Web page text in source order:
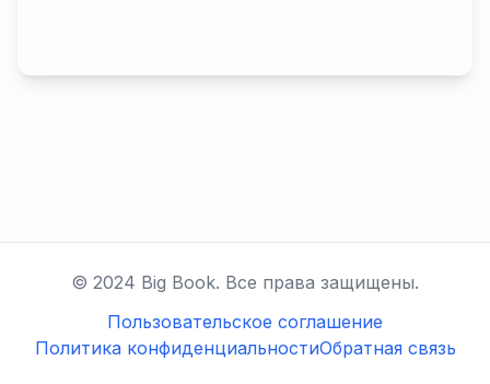
© 2024 Big Book. Все права защищены.
Пользовательское соглашение
Политика конфиденциальностиОбратная связь